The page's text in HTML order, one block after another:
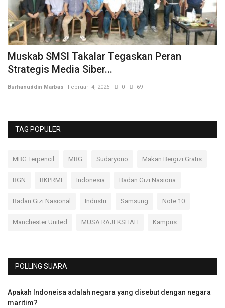
Muskab SMSI Takalar Tegaskan Peran
Strategis Media Siber...
Burhanuddin Marbas Februari 4, 2026 0 69
TAG POPULER
MBG Terpencil MBG Sudaryono Makan Bergizi Gratis
BGN BKPRMI Indonesia Badan Gizi Nasiona
Badan Gizi Nasional Industri Samsung Note 10
Manchester United MUSA RAJEKSHAH Kampus
POLLING SUARA
Apakah Indoneisa adalah negara yang disebut dengan negara
maritim?